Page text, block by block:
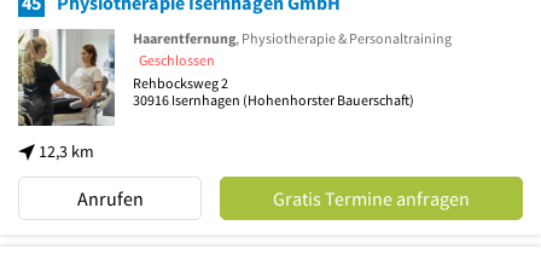
12,3 km
Haarentfernung, Physiotherapie & Personaltraining
Geschlossen
Rehbocksweg 2
30916 Isernhagen (Hohenhorster Bauerschaft)
Anrufen Gratis Termine anfragen